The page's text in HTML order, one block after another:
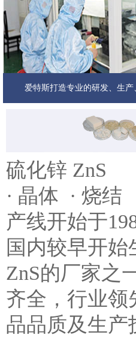
爱特斯打造专业的研发、生
硫化锌 ZnS
· 晶体 · 烧结
产线开始于
国内较早开始
ZnS的厂家之
齐全，行业领
品品质及生产